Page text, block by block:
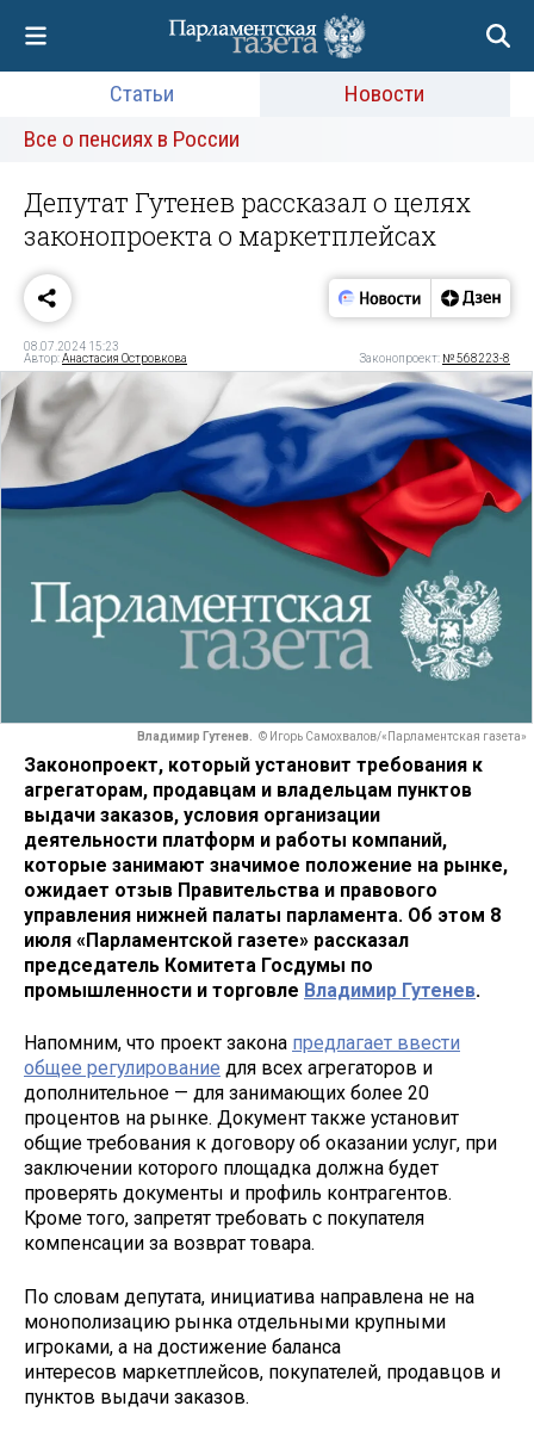
Статьи
Новости
Все о пенсиях в России
Депутат Гутенев рассказал о целях
законопроекта о маркетплейсах
08.07.2024 15:23
Автор:Анастасия Островкова Законопроект: № 568223-8
Владимир Гутенев. © Игорь Самохвалов/«Парламентская газета»
Законопроект, который установит требования к
агрегаторам, продавцам и владельцам пунктов
выдачи заказов, условия организации
деятельности платформ и работы компаний,
которые занимают значимое положение на рынке,
ожидает отзыв Правительства и правового
управления нижней палаты парламента. Об этом 8
июля «Парламентской газете» рассказал
председатель Комитета Госдумы по
промышленности и торговле Владимир Гутенев.
Напомним, что проект закона предлагает ввести
общее регулирование для всех агрегаторов и
дополнительное — для занимающих более 20
процентов на рынке. Документ также установит
общие требования к договору об оказании услуг, при
заключении которого площадка должна будет
проверять документы и профиль контрагентов.
Кроме того, запретят требовать с покупателя
компенсации за возврат товара.
По словам депутата, инициатива направлена не на
монополизацию рынка отдельными крупными
игроками, а на достижение баланса
интересов маркетплейсов, покупателей, продавцов и
пунктов выдачи заказов.